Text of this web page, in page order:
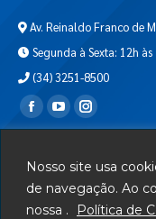
Nosso site usa
de navegação. Ao
nossa .
Política de
Av. Reinaldo Franco de
Segunda à Sexta: 12h às
(34) 3251-8500
Encontre-nos em:
Departamento de T.I.
Serviços